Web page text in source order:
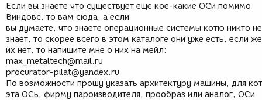
Если вы знаете что существует ещё кое-какие ОСи помимо
Виндовс, то вам сюда, а если
вы думаете, что знаете операционные системы котю никто не
знает, то скорее всего в этом каталоге они уже есть, если же
их нет, то напишите мне о них на мейл:
max_metaltech@mail.ru
procurator-pilat@yandex.ru
По возможности прошу указать архитектуру машины, для
эта ОСь, фирму пароизводителя, прообраз или аналог, ОСи